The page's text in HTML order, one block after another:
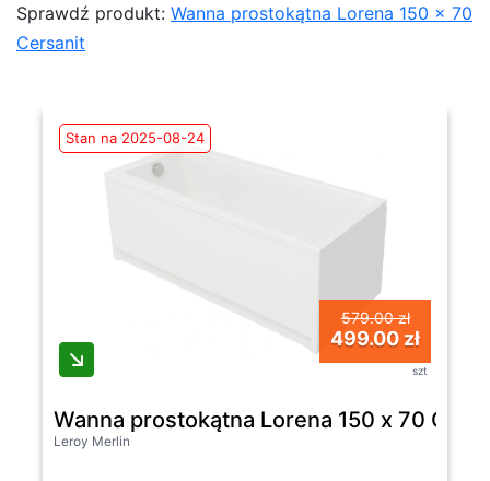
Sprawdź produkt: Wanna prostokątna Lorena 150 x 70
Cersanit
Stan na 2025-08-24
579.00 zł
499.00 zł
szt
Wanna prostokątna Lorena 150 x 70
Leroy Merlin